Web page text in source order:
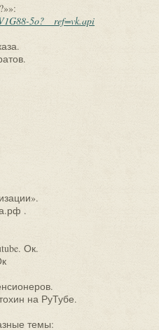
5o?__ref=vk.api
.
Ок.
на РуТубе.
темы: